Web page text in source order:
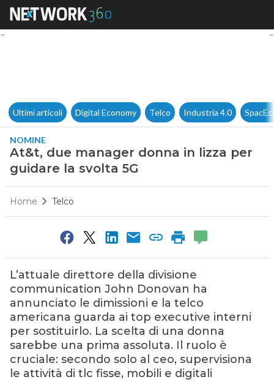
At&t, due manager donna in
Ultimi articoli Digital Economy Telco Industria 4.0
NOMINE
At&t, due manager donna in lizza per
guidare la svolta 5G
Home Telco
L’attuale direttore della divisione
communication John Donovan ha
annunciato le dimissioni e la telco
americana guarda ai top executive interni
per sostituirlo. La scelta di una donna
sarebbe una prima assoluta. Il ruolo è
cruciale: secondo solo al ceo, supervisiona
le attività di tlc fisse, mobili e digitali